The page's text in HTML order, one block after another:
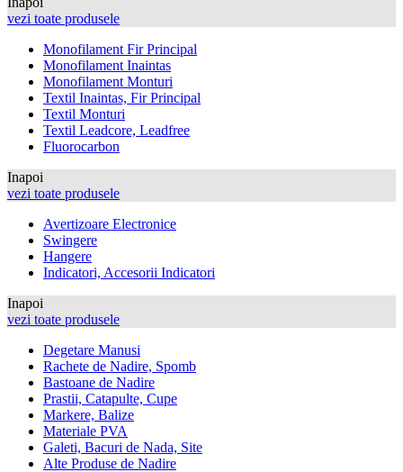
vezi toate produsele
Monofilament Fir Principal
Monofilament Inaintas
Monofilament Monturi
Textil Inaintas, Fir Principal
Textil Monturi
Textil Leadcore, Leadfree
Fluorocarbon
Inapoi
vezi toate produsele
Avertizoare Electronice
Swingere
Hangere
Indicatori, Accesorii Indicatori
Inapoi
vezi toate produsele
Degetare Manusi
Rachete de Nadire, Spomb
Bastoane de Nadire
Prastii, Catapulte, Cupe
Markere, Balize
Materiale PVA
Galeti, Bacuri de Nada, Site
Alte Produse de Nadire